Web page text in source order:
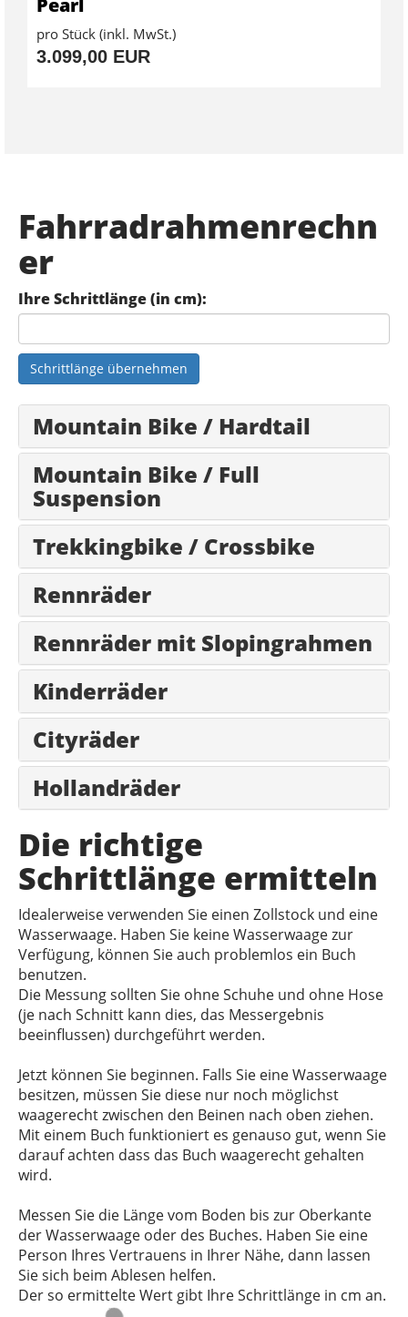
Pearl
pro Stück (inkl. MwSt.)
3.099,00 EUR
Fahrradrahmenrechn
er
Ihre Schrittlänge (in cm):
Schrittlänge übernehmen
Mountain Bike / Hardtail
Mountain Bike / Full
Suspension
Trekkingbike / Crossbike
Rennräder
Rennräder mit Slopingrahmen
Kinderräder
Cityräder
Hollandräder
Die richtige
Schrittlänge ermitteln
Idealerweise verwenden Sie einen Zollstock und eine
Wasserwaage. Haben Sie keine Wasserwaage zur
Verfügung, können Sie auch problemlos ein Buch
benutzen.
Die Messung sollten Sie ohne Schuhe und ohne Hose
(je nach Schnitt kann dies, das Messergebnis
beeinflussen) durchgeführt werden.
Jetzt können Sie beginnen. Falls Sie eine Wasserwaage
besitzen, müssen Sie diese nur noch möglichst
waagerecht zwischen den Beinen nach oben ziehen.
Mit einem Buch funktioniert es genauso gut, wenn Sie
darauf achten dass das Buch waagerecht gehalten
wird.
Messen Sie die Länge vom Boden bis zur Oberkante
der Wasserwaage oder des Buches. Haben Sie eine
Person Ihres Vertrauens in Ihrer Nähe, dann lassen
Sie sich beim Ablesen helfen.
Der so ermittelte Wert gibt Ihre Schrittlänge in cm an.